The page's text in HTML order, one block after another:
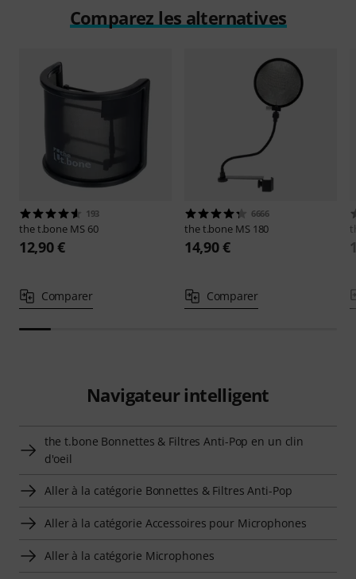
Comparez les alternatives
193
the t.bone MS 60
12,90 €
Comparer
6666
the t.bone MS 180
14,90 €
Comparer
Navigateur intelligent
the t.bone Bonnettes & Filtres Anti-Pop en un clin
d'oeil
Aller à la catégorie Bonnettes & Filtres Anti-Pop
Aller à la catégorie Accessoires pour Microphones
Aller à la catégorie Microphones